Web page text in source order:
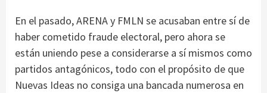
En el pasado, ARENA y FMLN se acusaban entre sí de
haber cometido fraude electoral, pero ahora se
están uniendo pese a considerarse a sí mismos como
partidos antagónicos, todo con el propósito de que
Nuevas Ideas no consiga una bancada numerosa en